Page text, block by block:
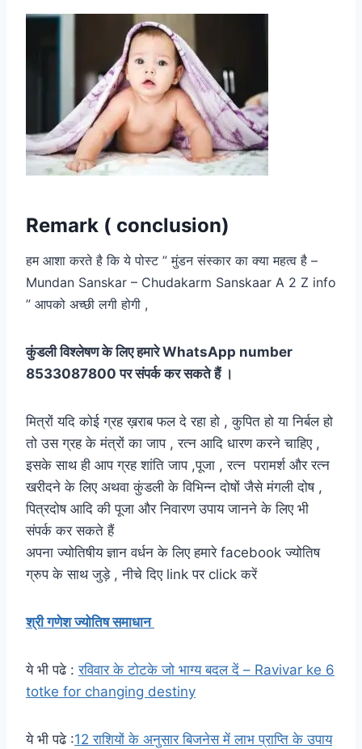
Remark ( conclusion)
हम आशा करते है कि ये पोस्ट ” मुंडन संस्कार का क्या महत्व है –
Mundan Sanskar – Chudakarm Sanskaar A 2 Z info
” आपको अच्छी लगी होगी ,
कुंडली विश्लेषण के लिए हमारे WhatsApp number
8533087800 पर संपर्क कर सकते हैं ।
मित्रों यदि कोई ग्रह ख़राब फल दे रहा हो , कुपित हो या निर्बल हो
तो उस ग्रह के मंत्रों का जाप , रत्न आदि धारण करने चाहिए ,
इसके साथ ही आप ग्रह शांति जाप ,पूजा , रत्न परामर्श और रत्न
खरीदने के लिए अथवा कुंडली के विभिन्न दोषों जैसे मंगली दोष ,
पित्रदोष आदि की पूजा और निवारण उपाय जानने के लिए भी
संपर्क कर सकते हैं
अपना ज्योतिषीय ज्ञान वर्धन के लिए हमारे facebook ज्योतिष
ग्रुप के साथ जुड़े , नीचे दिए link पर click करें
श्री गणेश ज्योतिष समाधान
ये भी पढे :रविवार के टोटके जो भाग्य बदल दें – Ravivar ke 6
totke for changing destiny
ये भी पढे :12 राशियों के अनुसार बिजनेस में लाभ प्राप्ति के उपाय